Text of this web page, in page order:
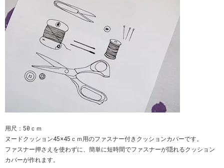
用尺：50ｃｍ
ヌードクッション45×45ｃｍ用のファスナー付きクッションカバーです。
ファスナー押さえを使わずに、簡単に短時間でファスナーが隠れるクッション
カバーが作れます。